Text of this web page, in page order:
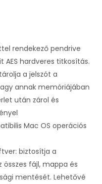
rendekező pendrive
AES hardveres titkosítás.
a jelszót a
annak memóriájában
után zárol és
Mac OS operációs
biztosítja a
fájl, mappa és
mentését. Lehetővé